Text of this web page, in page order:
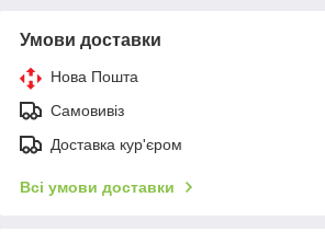
Умови доставки
Нова Пошта
Самовивіз
Доставка кур'єром
Всі умови доставки